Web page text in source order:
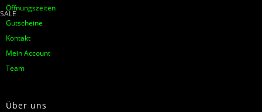
SALE
Öffnungszeiten
Gutscheine
Kontakt
Mein Account
Team
Über uns